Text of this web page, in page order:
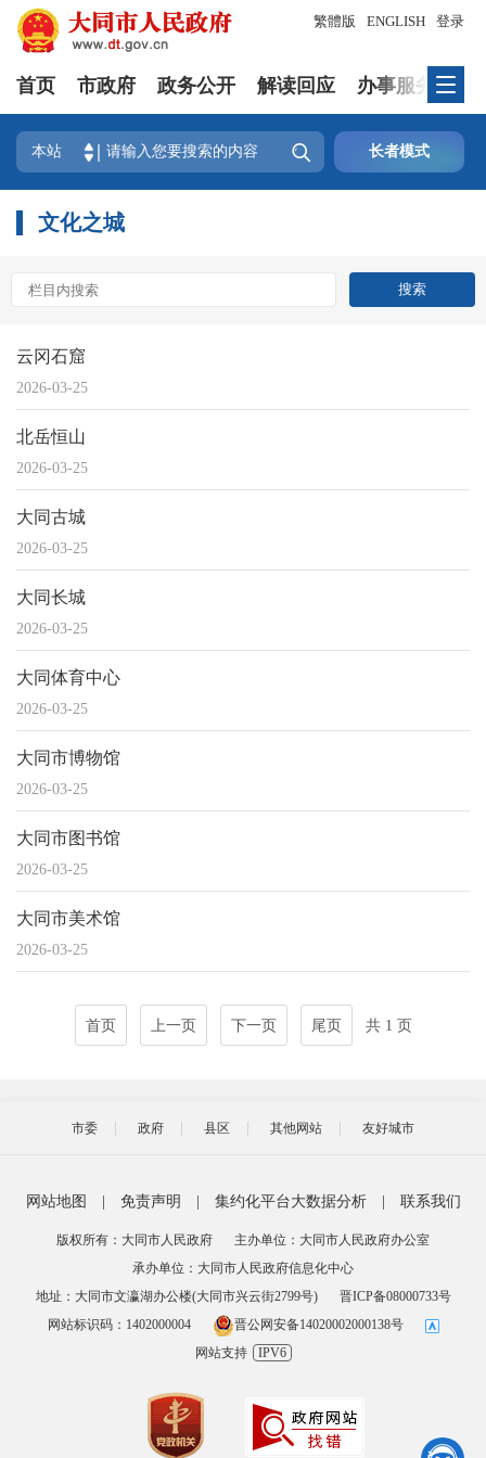
登录
繁體版 ENGLISH
首页 市政府 政务公开 解读回应 办事服务
本站  长者模式
文化之城
云冈石窟
2026-03-25
北岳恒山
2026-03-25
大同古城
2026-03-25
大同长城
2026-03-25
大同体育中心
2026-03-25
大同市博物馆
2026-03-25
大同市图书馆
2026-03-25
大同市美术馆
2026-03-25
首页 上一页 下一页 尾页 共 1 页
市委 政府 县区 其他网站 友好城市
网站地图 免责声明 集约化平台大数据分析 联系我们
版权所有：大同市人民政府
主办单位：大同市人民政府办公室
承办单位：大同市人民政府信息化中心
地址：大同市文瀛湖办公楼(大同市兴云街2799号)
晋ICP备08000733号
网站标识码：1402000004
晋公网安备14020002000138号
网站支持
IPV6